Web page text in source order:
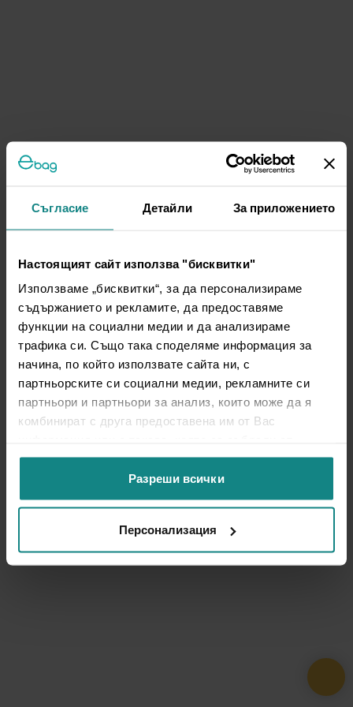
Съгласие Детайли За приложението
Настоящият сайт използва "бисквитки"
Използваме „бисквитки“, за да персонализираме
съдържанието и рекламите, да предоставяме
функции на социални медии и да анализираме
трафика си. Също така споделяме информация за
начина, по който използвате сайта ни, с
партньорските си социални медии, рекламните си
партньори и партньори за анализ, които може да я
комбинират с друга предоставена им от Вас
ползването от Ваша страна на услугите им.
Разреши всички
Персонализация